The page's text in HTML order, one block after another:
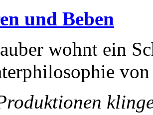
und Beben
wohnt ein